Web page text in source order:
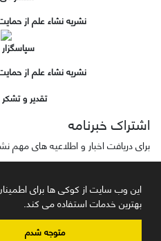
این وب سایت از کوکی ها برای اطمینان
بهترین خدمات استفاده می کند.
متوجه شدم
نشریه نشاء علم از
نشریه نشاء علم از
تقدیر و
اشتراک خبرنامه
برای دریافت اخبار و اطلاعیه های مهم